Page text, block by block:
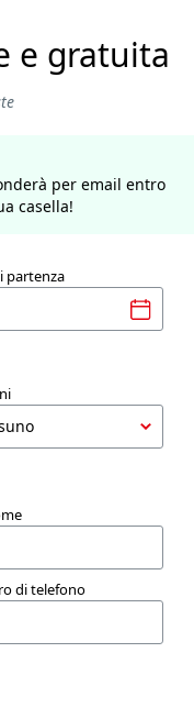
e gratuita
per email entro
casella!
partenza
di telefono